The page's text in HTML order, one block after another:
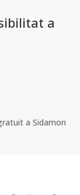
a
a Sidamon